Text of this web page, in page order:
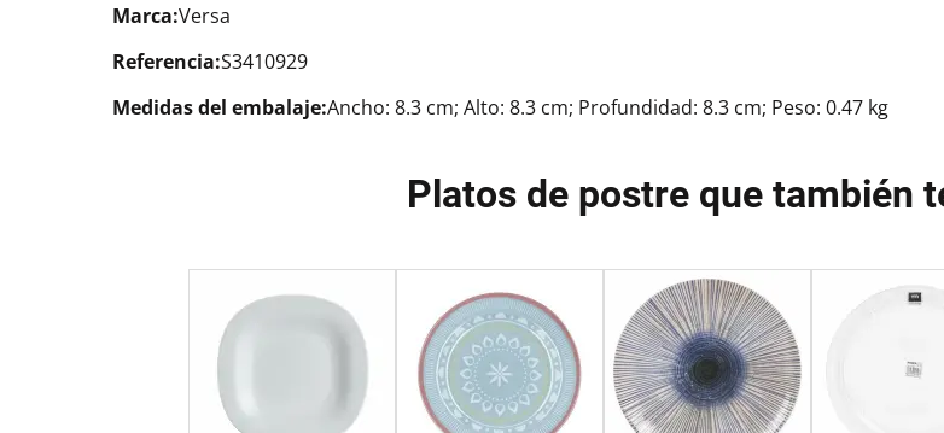
Marca:Versa
Referencia:S3410929
Medidas del embalaje:Ancho: 8.3 cm; Alto: 8.3 cm; Profundidad: 8.3 cm; Peso: 0.47 kg
Platos de postre que también